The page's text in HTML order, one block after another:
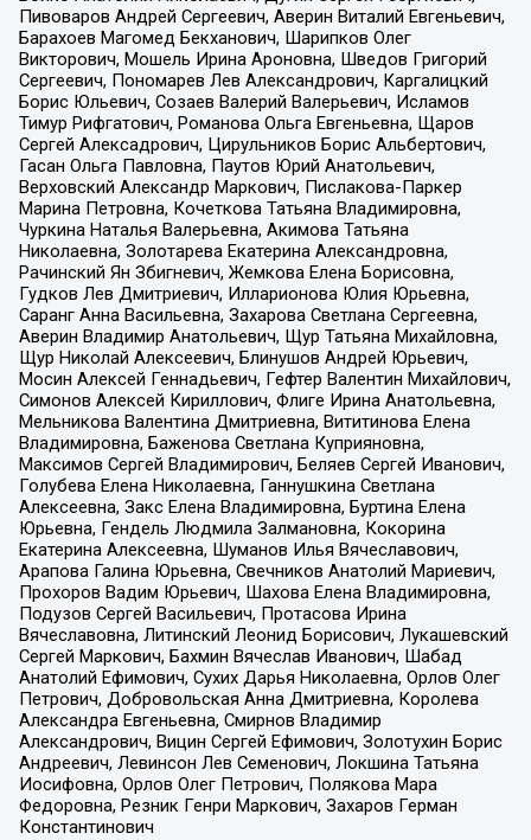
Пивоваров Андрей Сергеевич, Аверин Виталий Евгеньевич,
Барахоев Магомед Бекханович, Шарипков Олег
Викторович, Мошель Ирина Ароновна, Шведов Григорий
Сергеевич, Пономарев Лев Александрович, Каргалицкий
Борис Юльевич, Созаев Валерий Валерьевич, Исламов
Тимур Рифгатович, Романова Ольга Евгеньевна, Щаров
Сергей Алексадрович, Цирульников Борис Альбертович,
Гасан Ольга Павловна, Паутов Юрий Анатольевич,
Верховский Александр Маркович, Пислакова-Паркер
Марина Петровна, Кочеткова Татьяна Владимировна,
Чуркина Наталья Валерьевна, Акимова Татьяна
Николаевна, Золотарева Екатерина Александровна,
Рачинский Ян Збигневич, Жемкова Елена Борисовна,
Гудков Лев Дмитриевич, Илларионова Юлия Юрьевна,
Саранг Анна Васильевна, Захарова Светлана Сергеевна,
Аверин Владимир Анатольевич, Щур Татьяна Михайловна,
Щур Николай Алексеевич, Блинушов Андрей Юрьевич,
Мосин Алексей Геннадьевич, Гефтер Валентин Михайлович,
Симонов Алексей Кириллович, Флиге Ирина Анатольевна,
Мельникова Валентина Дмитриевна, Вититинова Елена
Владимировна, Баженова Светлана Куприяновна,
Максимов Сергей Владимирович, Беляев Сергей Иванович,
Голубева Елена Николаевна, Ганнушкина Светлана
Алексеевна, Закс Елена Владимировна, Буртина Елена
Юрьевна, Гендель Людмила Залмановна, Кокорина
Екатерина Алексеевна, Шуманов Илья Вячеславович,
Арапова Галина Юрьевна, Свечников Анатолий Мариевич,
Прохоров Вадим Юрьевич, Шахова Елена Владимировна,
Подузов Сергей Васильевич, Протасова Ирина
Вячеславовна, Литинский Леонид Борисович, Лукашевский
Сергей Маркович, Бахмин Вячеслав Иванович, Шабад
Анатолий Ефимович, Сухих Дарья Николаевна, Орлов Олег
Петрович, Добровольская Анна Дмитриевна, Королева
Александра Евгеньевна, Смирнов Владимир
Александрович, Вицин Сергей Ефимович, Золотухин Борис
Андреевич, Левинсон Лев Семенович, Локшина Татьяна
Иосифовна, Орлов Олег Петрович, Полякова Мара
Федоровна, Резник Генри Маркович, Захаров Герман
Константинович